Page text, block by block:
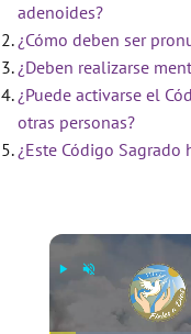
adenoides?
¿Cómo deben ser
¿Deben realizarse
¿Puede activarse el
otras personas?
¿Este Código Sagrado